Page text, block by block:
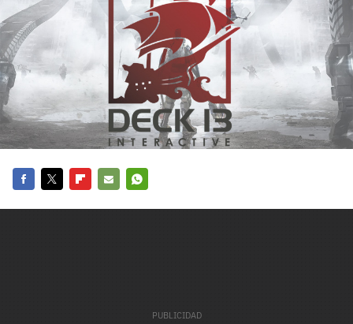
¿Todavía no tienes cuenta?
Regístrate gratis
El inicio de sesión con Facebook ya no está
de 3DJuegos:
Recupera tu acceso con Facebook
carácter inicial), pero no mayúsculas, espacios, tildes
o caracteres especiales.
He leído y acepto lapolitica de privacidad y
de participación
Registrarse en 3DJuegos